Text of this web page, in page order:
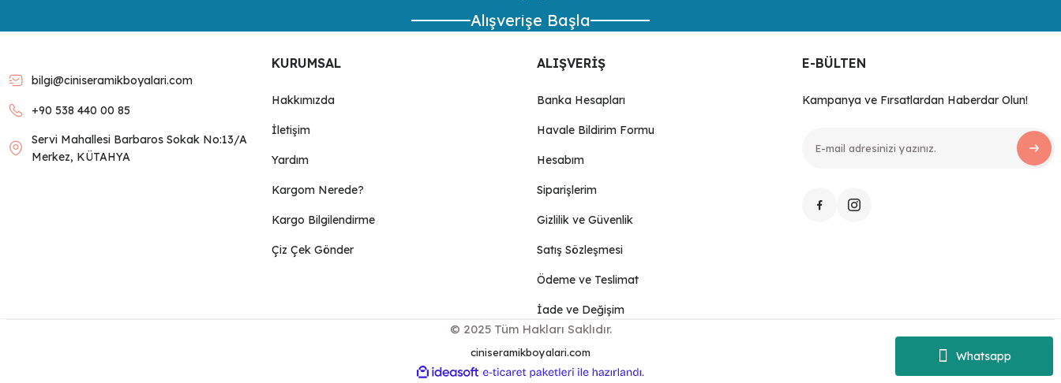
Whatsapp
Alışverişe Başla
bilgi@ciniseramikboyalari.com
+90 538 440 00 85
Servi Mahallesi Barbaros Sokak No:13/A
Merkez, KÜTAHYA
KURUMSAL
Hakkımızda
İletişim
Yardım
Kargom Nerede?
Kargo Bilgilendirme
Çiz Çek Gönder
ALIŞVERİŞ
Banka Hesapları
Havale Bildirim Formu
Hesabım
Siparişlerim
Gizlilik ve Güvenlik
Satış Sözleşmesi
Ödeme ve Teslimat
İade ve Değişim
E-BÜLTEN
Kampanya ve Fırsatlardan Haberdar Olun!
© 2025 Tüm Hakları Saklıdır.
ciniseramikboyalari.com
ideasoft
e-